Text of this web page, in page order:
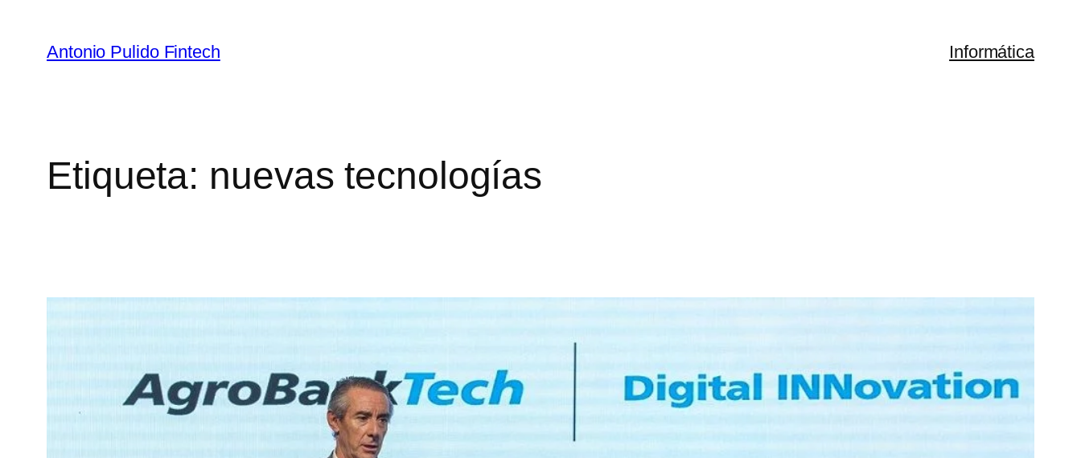
Antonio Pulido Fintech Informática
Etiqueta: nuevas tecnologías